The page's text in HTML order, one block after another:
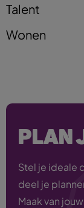
Talent
Wonen
PLAN
Stel je ideale
deel je
Maak van